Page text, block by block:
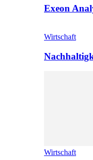
Exeon
Wirtschaft
Wirtschaft